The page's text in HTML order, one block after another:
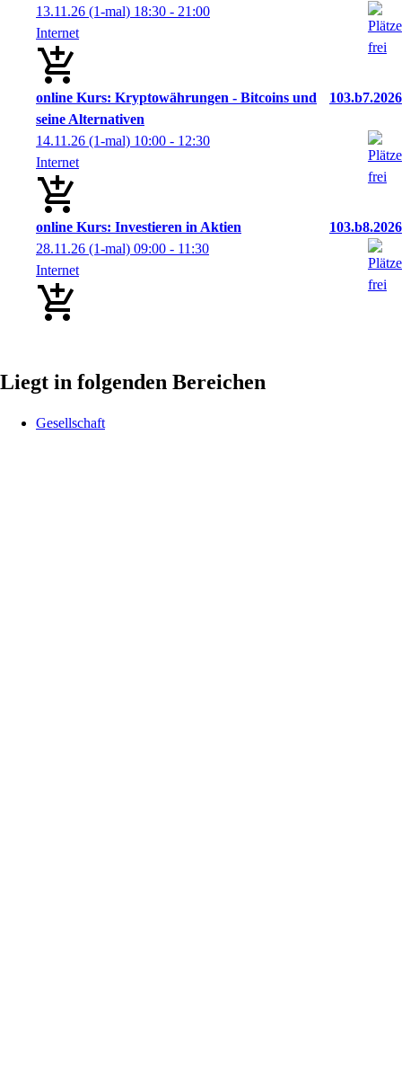
13.11.26 (1-mal) 18:30 - 21:00
Internet
online Kurs: Kryptowährungen - Bitcoins und
seine Alternativen
103.b7.2026
14.11.26 (1-mal) 10:00 - 12:30
Internet
online Kurs: Investieren in Aktien
103.b8.2026
28.11.26 (1-mal) 09:00 - 11:30
Internet
Liegt in folgenden Bereichen
Gesellschaft